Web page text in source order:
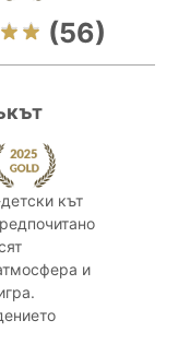
(56)
кът
и